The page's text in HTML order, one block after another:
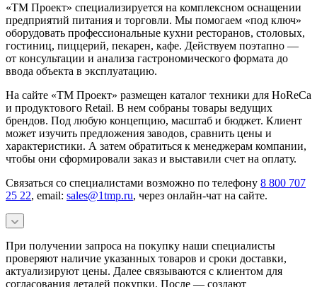
«ТМ Проект» специализируется на комплексном оснащении
предприятий питания и торговли. Мы помогаем «под ключ»
оборудовать профессиональные кухни ресторанов, столовых,
гостиниц, пиццерий, пекарен, кафе. Действуем поэтапно —
от консультации и анализа гастрономического формата до
ввода объекта в эксплуатацию.
На сайте «ТМ Проект» размещен каталог техники для HoReCa
и продуктового Retail. В нем собраны товары ведущих
брендов. Под любую концепцию, масштаб и бюджет. Клиент
может изучить предложения заводов, сравнить цены и
характеристики. А затем обратиться к менеджерам компании,
чтобы они сформировали заказ и выставили счет на оплату.
Связаться со специалистами возможно по телефону 8 800 707
25 22, email: sales@1tmp.ru, через онлайн-чат на сайте.
При получении запроса на покупку наши специалисты
проверяют наличие указанных товаров и сроки доставки,
актуализируют цены. Далее связываются с клиентом для
согласования деталей покупки. После — создают